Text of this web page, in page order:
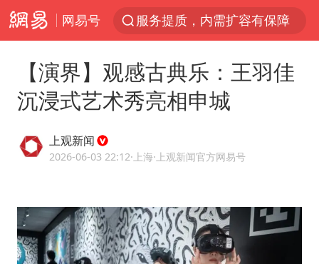
网易号
官方通报传销头目出狱办书院
台风白海豚或在华东沿海登陆
人贩子“梅姨”真实姓名曝光
普京宣布多项人事调整
【演界】观感古典乐：王羽佳
沉浸式艺术秀亮相申城
上观新闻
2026-06-03 22:12·上海·上观新闻官方网易号